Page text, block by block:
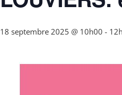
18 septembre 2025 @ 10h00 -